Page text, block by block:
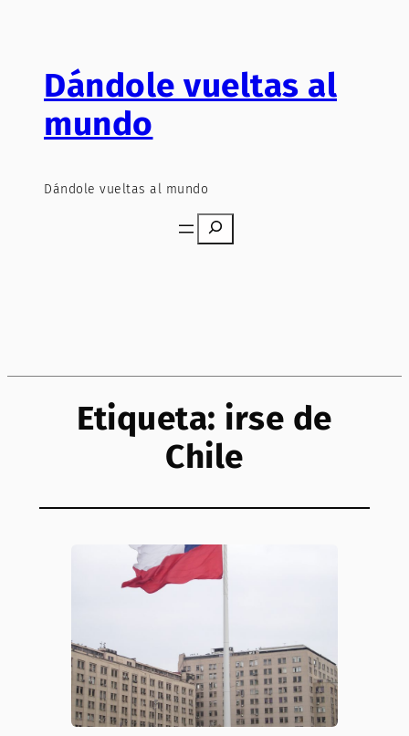
contenido
Dándole vueltas al
mundo
Dándole vueltas al mundo
Search
Etiqueta: irse de
Chile